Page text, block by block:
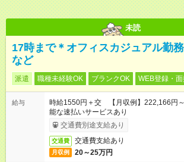
未読
17時まで＊オフィスカジュアル勤
など
派遣 職種未経験OK ブランクOK WEB登録・
給与
時給1550円＋交 【月収例】222,166円
能な速払いサービスあり
交通費別途支給あり
交通費 交通費支給あり
月収例 20～25万円